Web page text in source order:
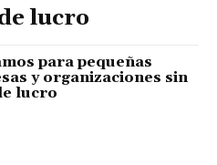
lucro
para pequeñas
y organizaciones sin
lucro